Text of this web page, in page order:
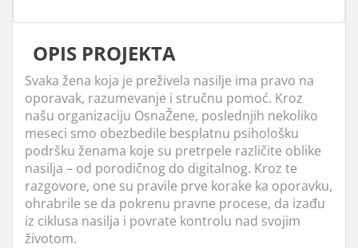
OPIS PROJEKTA
Svaka žena koja je preživela nasilje ima pravo na
oporavak, razumevanje i stručnu pomoć. Kroz
našu organizaciju OsnaŽene, poslednjih nekoliko
meseci smo obezbedile besplatnu psihološku
podršku ženama koje su pretrpele različite oblike
nasilja – od porodičnog do digitalnog. Kroz te
razgovore, one su pravile prve korake ka oporavku,
ohrabrile se da pokrenu pravne procese, da izađu
iz ciklusa nasilja i povrate kontrolu nad svojim
životom.